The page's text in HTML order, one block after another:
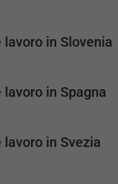
lavoro in Slovenia
lavoro in Spagna
lavoro in Svezia